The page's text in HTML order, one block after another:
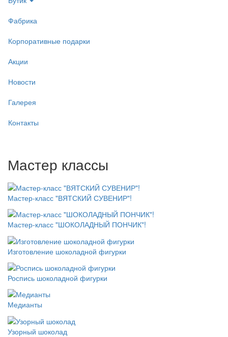
Фабрика
Корпоративные подарки
Акции
Новости
Галерея
Контакты
Мастер классы
Мастер-класс "ВЯТСКИЙ СУВЕНИР"!
Мастер-класс "ШОКОЛАДНЫЙ ПОНЧИК"!
Изготовление шоколадной фигурки
Роспись шоколадной фигурки
Медианты
Узорный шоколад